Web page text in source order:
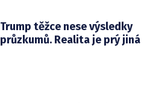
Trump těžce nese výsledky
průzkumů. Realita je prý jiná